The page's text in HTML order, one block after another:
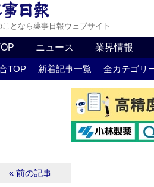
ことなら薬事日報ウェブサイト
ニュース 業界情報
TOP 新着記事一覧 全カテゴリ
« 前の記事